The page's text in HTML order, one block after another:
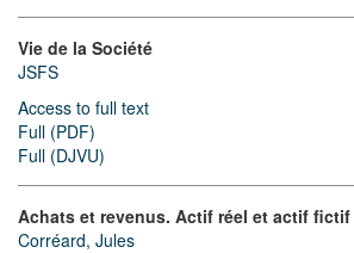
Vie de la Société
JSFS
Access to full text
Full (PDF)
Full (DJVU)
Achats et revenus. Actif réel et actif fictif
Corréard, Jules